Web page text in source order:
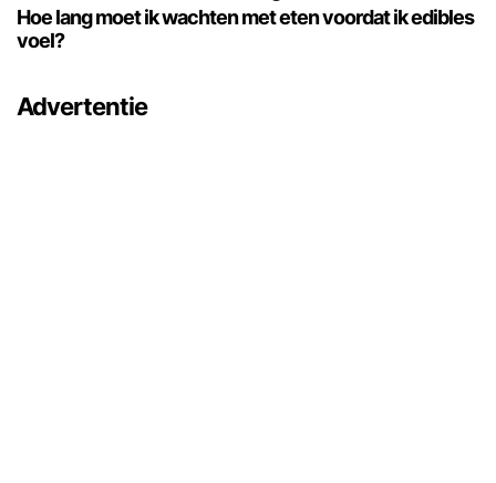
Hoe lang moet ik wachten met eten voordat ik edibles
voel?
Advertentie